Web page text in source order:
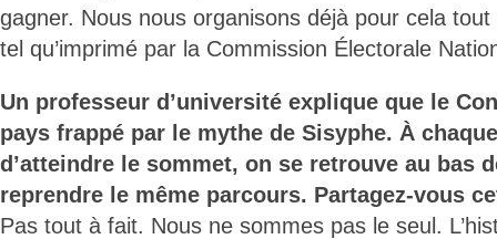
gagner. Nous nous organisons déjà pour cela
tel qu’imprimé par la Commission Électorale
Un professeur d’université explique que le
pays frappé par le mythe de Sisyphe. À
d’atteindre le sommet, on se retrouve au bas
reprendre le même parcours. Partagez-vous
Pas tout à fait. Nous ne sommes pas le seul.